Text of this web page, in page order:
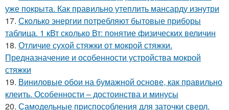
уже покрыта. Как правильно утеплить мансарду изнутри
17. Сколько энергии потребляют бытовые приборы
таблица. 1 кВт сколько Вт: понятие физических величин
18. Отличие сухой стяжки от мокрой стяжки.
Предназначение и особенности устройства мокрой
стяжки
19. Виниловые обои на бумажной основе, как правильно
клеить. Особенности – достоинства и минусы
20. Самодельные приспособления для заточки сверл.